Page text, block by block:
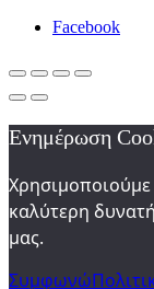
Facebook
Ενημέρωση
καλύτερη
μας.
Συμφωνώ